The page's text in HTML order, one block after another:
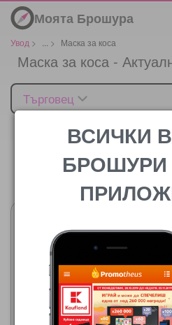
Моята Брошура
Увод > > Маска за коса
Маска за коса -
Търговец
Цената
ВСИЧКИ
БРОШУРИ